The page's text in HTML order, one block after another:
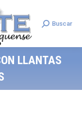
Search:
Buscar
LLANTAS